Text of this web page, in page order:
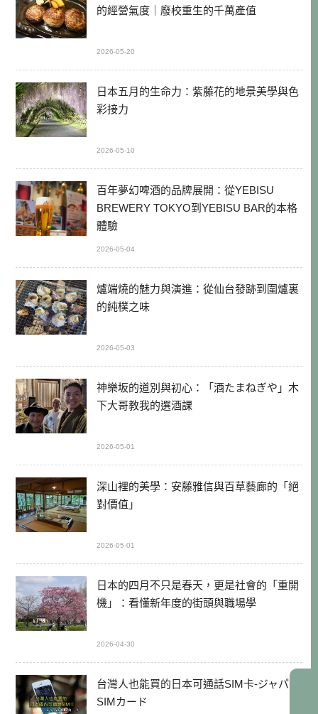
的經營氣度｜廢校重生的千萬產值
2026-05-20
日本五月的生命力：紫藤花的地景美學與色
彩接力
2026-05-10
百年夢幻啤酒的品牌展開：從YEBISU
BREWERY TOKYO到YEBISU BAR的本格
體驗
2026-05-04
爐端燒的魅力與演進：從仙台發跡到圍爐裏
的純樸之味
2026-05-03
神樂坂的道別與初心：「酒たまねぎや」木
下大哥教我的選酒課
2026-05-01
深山裡的美學：安藤雅信與百草藝廊的「絕
對價值」
2026-05-01
日本的四月不只是春天，更是社會的「重開
機」：看懂新年度的街頭與職場學
2026-04-30
台灣人也能買的日本可通話SIM卡-ジャパン
SIMカード